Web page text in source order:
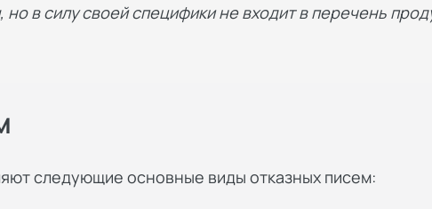
в силу своей специфики не входит в перечень
следующие основные виды отказных писем: